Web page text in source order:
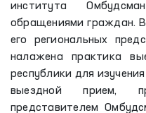
института
обращениями граждан.
его региональных
налажена практика
республики для
выездной прием,
представителем